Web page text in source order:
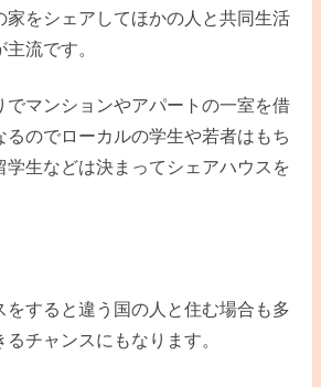
家をシェアしてほかの人と共同生活
主流です。
でマンションやアパートの一室を借
るのでローカルの学生や若者はもち
学生などは決まってシェアハウスを
をすると違う国の人と住む場合も多
チャンスにもなります。